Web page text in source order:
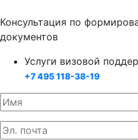
Консультация по
документов
Услуги визовой
+7 495 118-38-19